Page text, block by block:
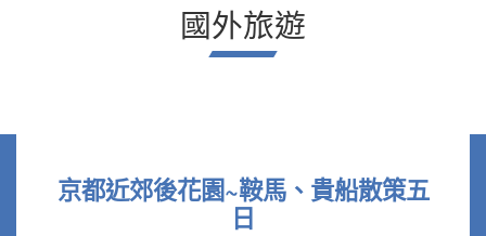
國外旅遊
京都近郊後花園~鞍馬、貴船散策五
日